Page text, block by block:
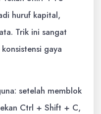
huruf kapital,
Trik ini sangat
gaya
setelah memblok
Ctrl + Shift + C,